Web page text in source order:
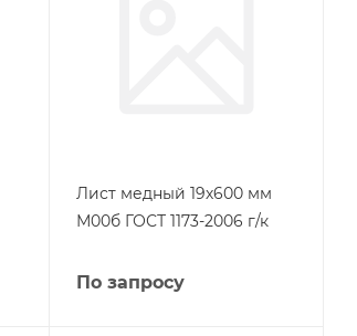
Лист медный 19х600 мм
М00б ГОСТ 1173-2006 г/к
По запросу